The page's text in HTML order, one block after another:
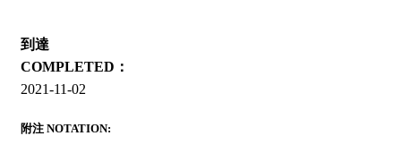
到達
COMPLETED：
2021-11-02
附注 NOTATION: